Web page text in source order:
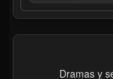
Dramas y